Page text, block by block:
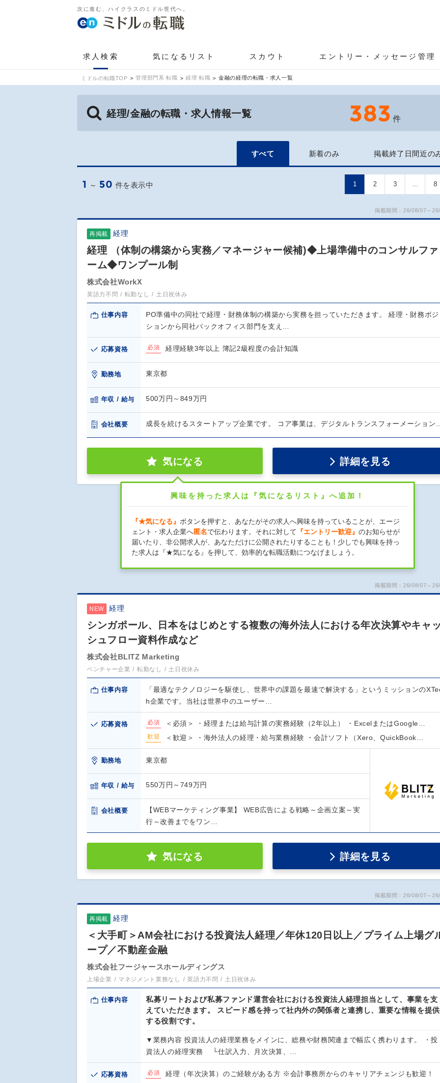
次に進む、ハイクラスのミドル世代へ。
求人検索 気になるリスト スカウト エントリー・メッセージ管理
ミドルの転職TOP 管理部門系 転職 経理 転職 金融の経理の転職・求人一覧
経理/金融の転職・求人情報一覧 383 件
すべて 新着のみ 掲載終了日間近の
1 ～ 50 件を表示中 1 2 3 … 8
掲載期間：26/08/07～
再掲載 経理
経理 （体制の構築から実務／マネージャー候補)◆上場準備中のコンサルファ
ーム◆ワンプール制
株式会社WorkX
英語力不問 転勤なし 土日祝休み
仕事内容
PO準備中の同社で経理・財務体制の構築から実務を担っていただきます。 経理・財務ポジ
ションから同社バックオフィス部門を支え…
応募資格 必須 経理経験3年以上 簿記2級程度の会計知識
勤務地 東京都
年収 / 給与 500万円～849万円
会社概要 成長を続けるスタートアップ企業です。 コア事業は、デジタルトランスフォーメーショ
気になる 詳細を見る
興味を持った求人は『気になるリスト』へ追加！
『★気になる』 ボタンを押すと、あなたがその求人へ興味を持っていることが、エージ
ェント・求人企業へ匿名で伝わります。それに対して 『エントリー歓迎』 のお知らせが
届いたり、非公開求人が、あなただけに公開されたりすることも！少しでも興味を持っ
た求人は『★気になる』を押して、効率的な転職活動につなげましょう。
掲載期間：26/08/07～
NEW 経理
シンガポール、日本をはじめとする複数の海外法人における年次決算やキャ
シュフロー資料作成など
株式会社BLITZ Marketing
ベンチャー企業 転勤なし 土日祝休み
仕事内容
「最適なテクノロジーを駆使し、世界中の課題を最速で解決する」というミッションの
h企業です。当社は世界中のユーザー…
応募資格 必須 ＜必須＞ ・経理または給与計算の実務経験（2年以上） ・ExcelまたはGoogle…
歓迎 ＜歓迎＞ ・海外法人の経理・給与業務経験 ・会計ソフト（Xero、QuickBook…
勤務地 東京都
年収 / 給与 550万円～749万円
会社概要
【WEBマーケティング事業】 WEB広告による戦略～企画立案～実
行～改善までをワン…
気になる 詳細を見る
掲載期間：26/08/07～
再掲載 経理
＜大手町＞AM会社における投資法人経理／年休120日以上／プライム上場グ
ープ／不動産金融
株式会社フージャースホールディングス
上場企業 マネジメント業務なし 英語力不問 土日祝休み
仕事内容
私募リートおよび私募ファンド運営会社における投資法人経理担当として、事業を支
えていただきます。 スピード感を持って社内外の関係者と連携し、重要な情報を提供
する役割です。
▼業務内容 投資法人の経理業務をメインに、総務や財務関連まで幅広く携わります。 ・投
資法人の経理実務 └仕訳入力、月次決算、…
応募資格 必須 経理（年次決算）のご経験がある方 ※会計事務所からのキャリアチェンジも歓迎！